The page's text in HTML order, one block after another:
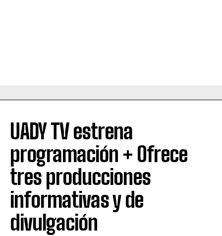
UADY TV estrena
programación + Ofrece
tres producciones
informativas y de
divulgación